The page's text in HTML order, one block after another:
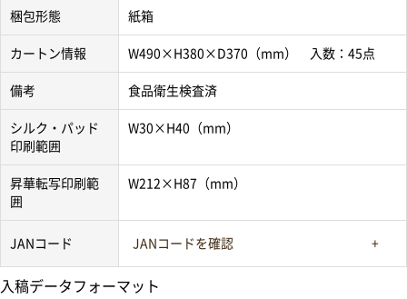
梱包形態 紙箱
カートン情報 W490×H380×D370（mm） 入数：45点
備考 食品衛生検査済
シルク・パッド
印刷範囲
W30×H40（mm）
昇華転写印刷範
囲
W212×H87（mm）
JANコード JANコードを確認
入稿データフォーマット